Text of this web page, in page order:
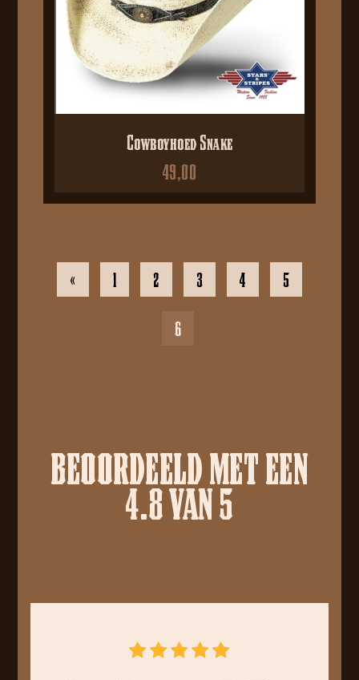
Cowboyhoed Snake
49,00
« 1 2 3 4 5
6
BEOORDEELD MET EEN
4.8 VAN 5